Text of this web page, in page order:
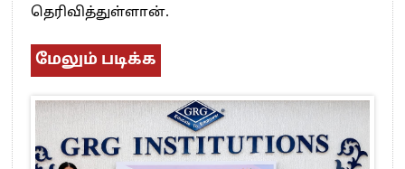
தெரிவித்துள்ளான்.
மேலும் படிக்க